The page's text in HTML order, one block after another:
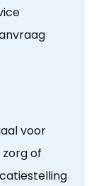
voor
of